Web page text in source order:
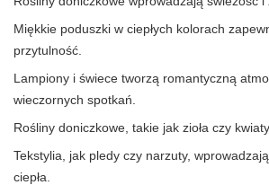
Miękkie poduszki w ciepłych kolorach
przytulność.
Lampiony i świece tworzą romantyczną
wieczornych spotkań.
Rośliny doniczkowe, takie jak zioła czy
Tekstylia, jak pledy czy narzuty,
ciepła.